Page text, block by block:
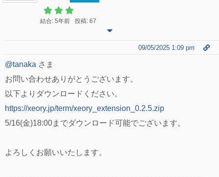
結合: 5年前 投稿: 67
09/05/2025 1:09 pm
@tanaka さま
お問い合わせありがとうございます。
以下よりダウンロードください。
https://xeory.jp/term/xeory_extension_0.2.5.zip
5/16(金)18:00までダウンロード可能でございます。
よろしくお願いいたします。